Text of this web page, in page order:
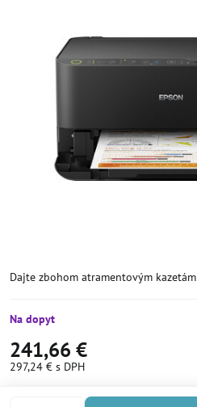
Dajte zbohom atramentovým kazetám
Na dopyt
241,66 €
297,24 € s DPH